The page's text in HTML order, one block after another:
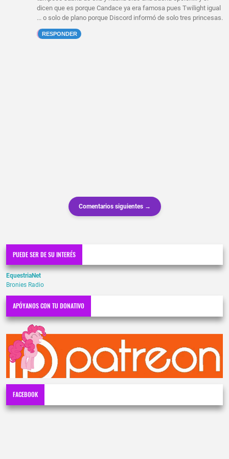
dicen que es porque Candace ya era famosa pues Twilight igual
... o solo de plano porque Discord informó de solo tres princesas.
RESPONDER
Comentarios siguientes →
PUEDE SER DE SU INTERÉS
EquestriaNet
Bronies Radio
APÓYANOS CON TU DONATIVO
FACEBOOK